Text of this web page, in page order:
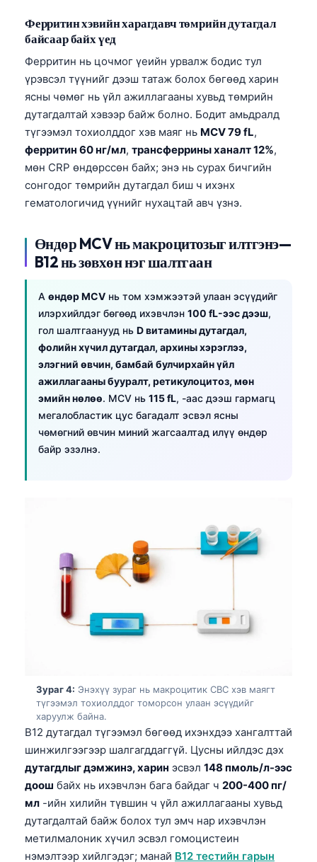
Ферритин хэвийн харагдавч төмрийн дутагдал
байсаар байх үед
Ферритин нь цочмог үеийн урвалж бодис тул
үрэвсэл түүнийг дээш татаж болох бөгөөд харин
ясны чөмөг нь үйл ажиллагааны хувьд төмрийн
дутагдалтай хэвээр байж болно. Бодит амьдралд
түгээмэл тохиолддог хэв маяг нь MCV 79 fL,
ферритин 60 нг/мл, трансферрины ханалт 12%,
мөн CRP өндөрссөн байх; энэ нь сурах бичгийн
сонгодог төмрийн дутагдал биш ч ихэнх
гематологичид үүнийг нухацтай авч үзнэ.
Өндөр MCV нь макроцитозыг илтгэнэ—
B12 нь зөвхөн нэг шалтгаан
A өндөр MCV нь том хэмжээтэй улаан эсүүдийг
илэрхийлдэг бөгөөд ихэвчлэн 100 fL-ээс дээш,
гол шалтгаанууд нь D витамины дутагдал,
фолийн хүчил дутагдал, архины хэрэглээ,
элэгний өвчин, бамбай булчирхайн үйл
ажиллагааны бууралт, ретикулоцитоз, мөн
эмийн нөлөө. MCV нь 115 fL, -аас дээш гармагц
мегалобластик цус багадалт эсвэл ясны
чөмөгний өвчин миний жагсаалтад илүү өндөр
байр эзэлнэ.
Зураг 4: Энэхүү зураг нь макроцитик CBC хэв маягт
түгээмэл тохиолддог томорсон улаан эсүүдийг
харуулж байна.
B12 дутагдал түгээмэл бөгөөд ихэнхдээ хангалттай
шинжилгээгээр шалгагддаггүй. Цусны ийлдэс дэх
дутагдлыг дэмжинэ, харин эсвэл 148 пмоль/л-ээс
доош байх нь ихэвчлэн бага байдаг ч 200-400 пг/
мл -ийн хилийн түвшин ч үйл ажиллагааны хувьд
дутагдалтай байж болох тул эмч нар ихэвчлэн
метилмалоник хүчил эсвэл гомоцистеин
нэмэлтээр хийлгэдэг; манай B12 тестийн гарын